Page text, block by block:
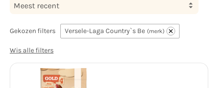
Meest recent
Gekozen filters Versele-Laga Country`s Be merk
Wis alle filters